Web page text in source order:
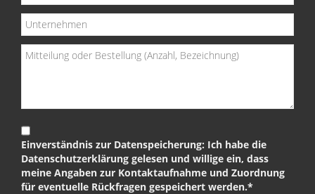
Einverständnis zur Datenspeicherung: Ich habe die
Datenschutzerklärung gelesen und willige ein, dass
meine Angaben zur Kontaktaufnahme und Zuordnung
für eventuelle Rückfragen gespeichert werden.*